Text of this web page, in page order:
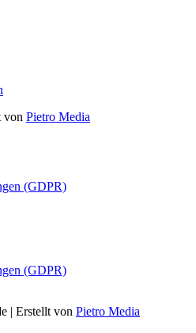
von Pietro Media
(GDPR)
(GDPR)
| Erstellt von Pietro Media